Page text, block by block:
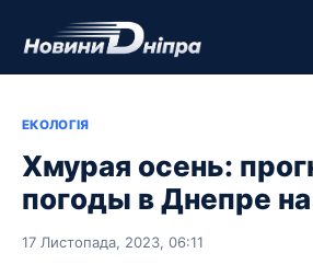
ЕКОЛОГІЯ
Хмурая осень:
погоды в Днепре
17 Листопада, 2023, 06:11